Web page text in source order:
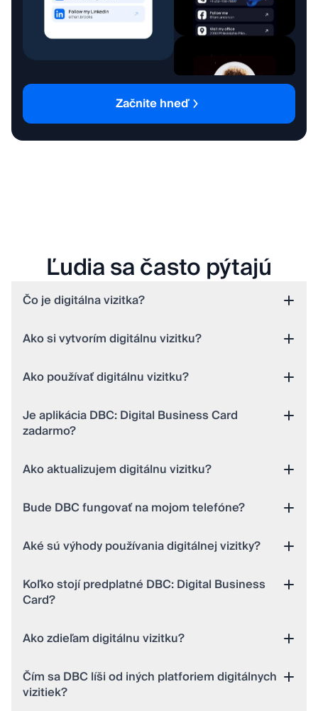
Značka oblečenia
Začnite hneď
Ľudia sa často pýtajú
Čo je digitálna vizitka?
Ako si vytvorím digitálnu vizitku?
Ako používať digitálnu vizitku?
Je aplikácia DBC: Digital Business Card
zadarmo?
Ako aktualizujem digitálnu vizitku?
Bude DBC fungovať na mojom telefóne?
Aké sú výhody používania digitálnej vizitky?
Koľko stojí predplatné DBC: Digital Business
Card?
Ako zdieľam digitálnu vizitku?
Čím sa DBC líši od iných platforiem digitálnych
vizitiek?